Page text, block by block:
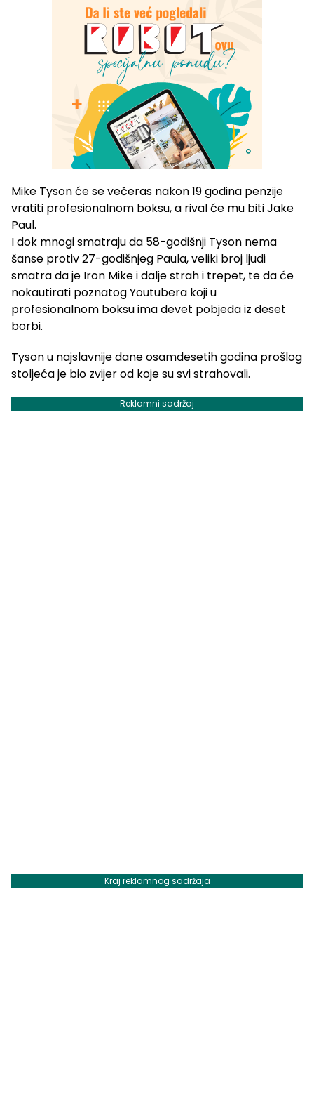
Mike Tyson će se večeras nakon 19 godina penzije
vratiti profesionalnom boksu, a rival će mu biti Jake
Paul.
I dok mnogi smatraju da 58-godišnji Tyson nema
šanse protiv 27-godišnjeg Paula, veliki broj ljudi
smatra da je Iron Mike i dalje strah i trepet, te da će
nokautirati poznatog Youtubera koji u
profesionalnom boksu ima devet pobjeda iz deset
borbi.
Tyson u najslavnije dane osamdesetih godina prošlog
stoljeća je bio zvijer od koje su svi strahovali.
Reklamni sadržaj
Kraj reklamnog sadržaja